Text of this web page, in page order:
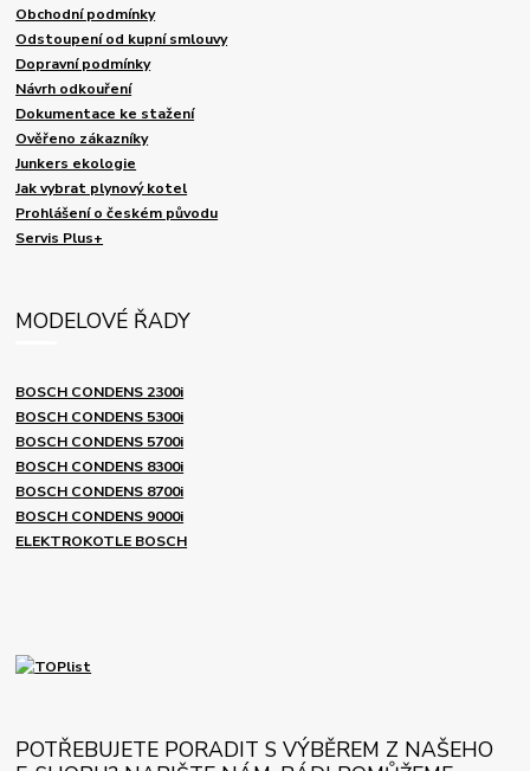
Obchodní podmínky
Odstoupení od kupní smlouvy
Dopravní podmínky
Návrh odkouření
Dokumentace ke stažení
Ověřeno zákazníky
Junkers ekologie
Jak vybrat plynový kotel
Prohlášení o českém původu
Servis Plus+
MODELOVÉ ŘADY
BOSCH CONDENS 2300i
BOSCH CONDENS 5300i
BOSCH CONDENS 5700i
BOSCH CONDENS 8300i
BOSCH CONDENS 8700i
BOSCH CONDENS 9000i
ELEKTROKOTLE BOSCH
POTŘEBUJETE PORADIT S VÝBĚREM Z NAŠEHO